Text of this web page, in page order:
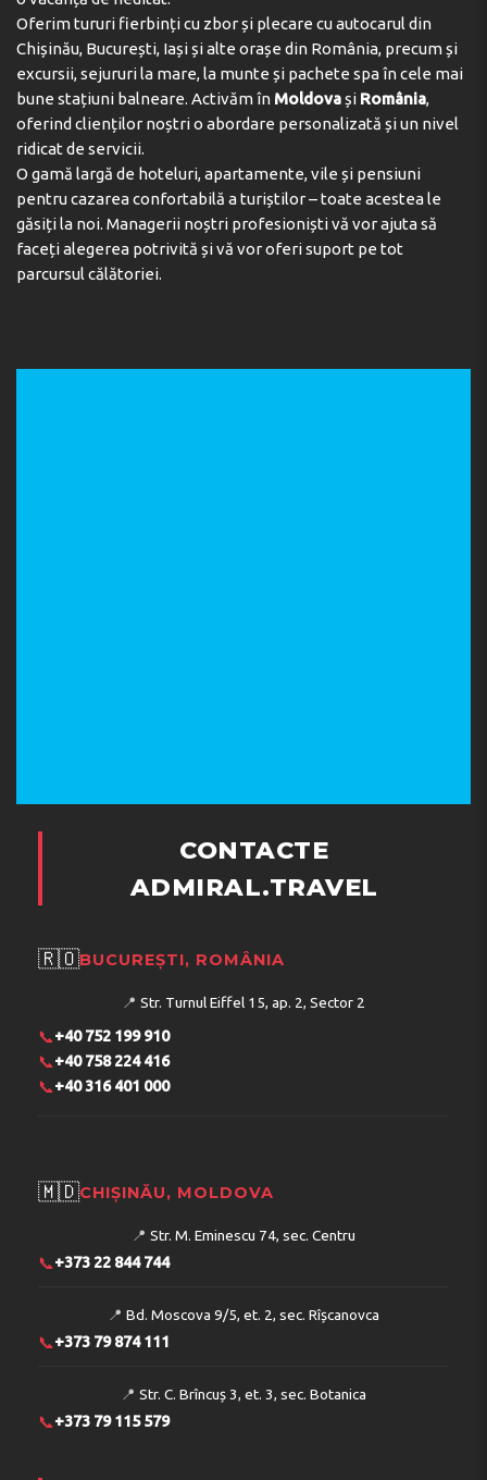
Informații utile despre
hotel
Ce tipuri de camere sunt disponibile la hotel?
Cum este organizată masa?
Ce locuri interesante se află în apropiere, la
aproximativ 5 km?
Oferim tururi fierbinți cu zbor și plecare cu autocarul din
Chișinău, București, Iași și alte orașe din România, precum și
excursii, sejururi la mare, la munte și pachete spa în cele mai
bune stațiuni balneare. Activăm în Moldovași România,
oferind clienților noștri o abordare personalizată și un nivel
ridicat de servicii.
O gamă largă de hoteluri, apartamente, vile și pensiuni
pentru cazarea confortabilă a turiștilor – toate acestea le
găsiți la noi. Managerii noștri profesioniști vă vor ajuta să
faceți alegerea potrivită și vă vor oferi suport pe tot
parcursul călătoriei.
CONTACTE
ADMIRAL.TRAVEL
🇷🇴BUCUREȘTI, ROMÂNIA
📍 Str. Turnul Eiffel 15, ap. 2, Sector 2
📞+40 752 199 910
📞+40 758 224 416
📞+40 316 401 000
🇲🇩CHIȘINĂU, MOLDOVA
📍 Str. M. Eminescu 74, sec. Centru
📞+373 22 844 744
📍 Bd. Moscova 9/5, et. 2, sec. Rîșcanovca
📞+373 79 874 111
📍 Str. C. Brîncuș 3, et. 3, sec. Botanica
📞+373 79 115 579